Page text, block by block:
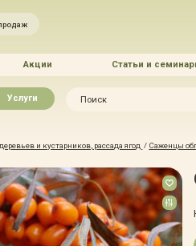
Акции Статьи и
растения
Услуги
и озеленение
доктор
услуги
за садом
и кустарников, рассада ягод / Саженцы